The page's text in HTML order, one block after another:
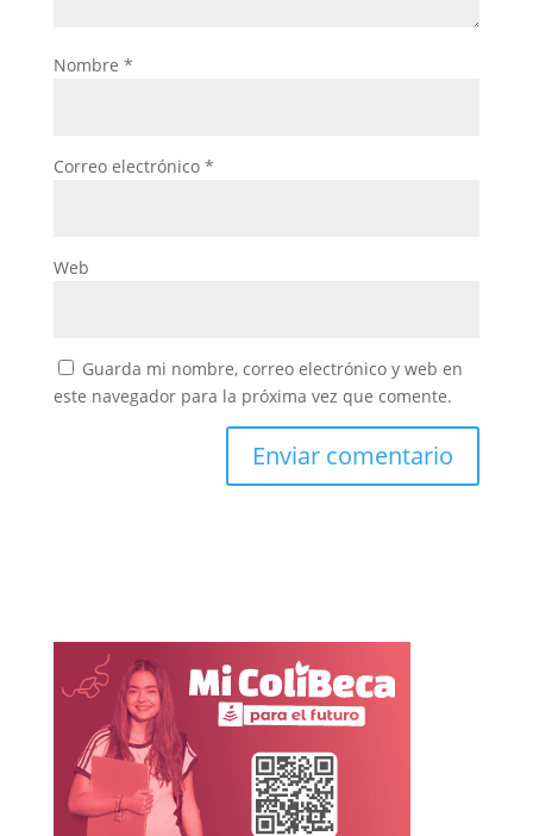
Nombre *
Correo electrónico *
Web
Guarda mi nombre, correo electrónico y web en
este navegador para la próxima vez que comente.